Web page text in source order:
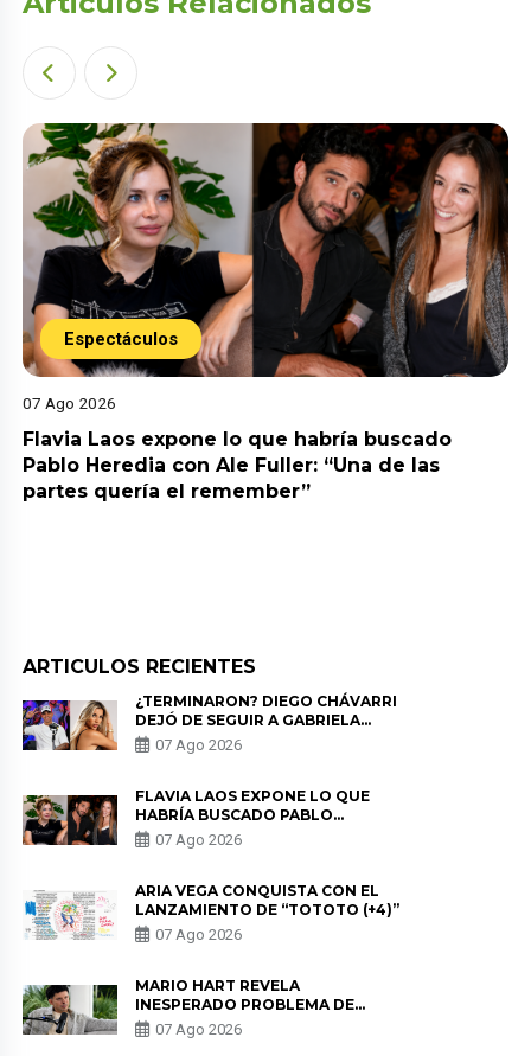
Espectáculos
07 Ago 2026
Flavia Laos expone lo que habría buscado
Pablo Heredia con Ale Fuller: “Una de las
partes quería el remember”
ARTICULOS RECIENTES
¿TERMINARON? DIEGO CHÁVARRI
DEJÓ DE SEGUIR A GABRIELA
HERRERA Y ANUNCIA SU SALIDA
DE PÓDCAST
07 Ago 2026
FLAVIA LAOS EXPONE LO QUE
HABRÍA BUSCADO PABLO
HEREDIA CON ALE FULLER: “UNA
DE LAS PARTES QUERÍA EL
07 Ago 2026
ARIA VEGA CONQUISTA CON EL
LANZAMIENTO DE “TOTOTO (+4)”
07 Ago 2026
MARIO HART REVELA
INESPERADO PROBLEMA DE
SALUD ANTES DE SEPARARSE DE
KORINA: “ME ENCONTRARON UN
07 Ago 2026